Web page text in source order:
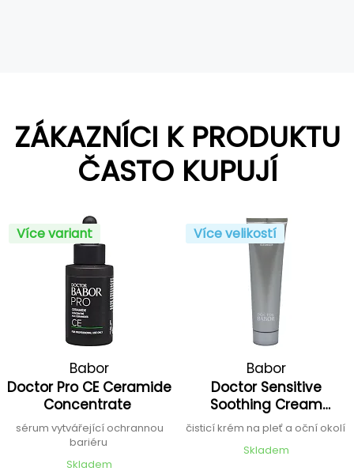
ZÁKAZNÍCI K PRODUKTU
ČASTO KUPUJÍ
Více variant
Babor
Doctor Pro CE Ceramide
Concentrate
sérum vytvářející ochrannou
bariéru
Skladem
Více velikostí
Babor
Doctor Sensitive
Soothing Cream
Cleanser
čisticí krém na pleť a oční okolí
Skladem